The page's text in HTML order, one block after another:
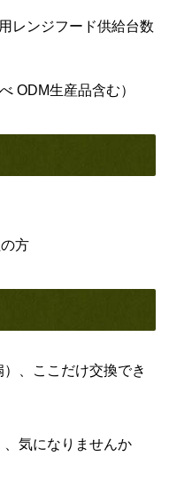
レンジフード供給台数
ODM生産品含む）
方
、ここだけ交換でき
気になりませんか